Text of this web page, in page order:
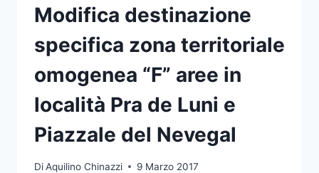
Modifica destinazione
specifica zona territoriale
omogenea “F” aree in
località Pra de Luni e
Piazzale del Nevegal
DiAquilino Chinazzi 9 Marzo 2017